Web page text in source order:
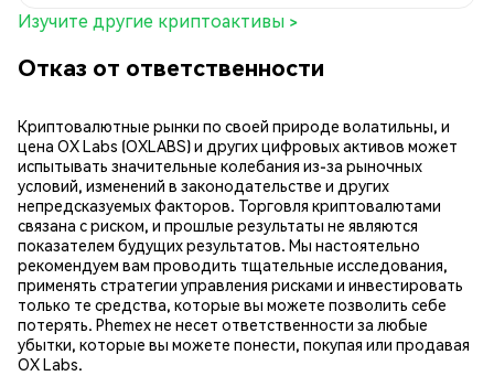
Изучите другие криптоактивы >
Отказ от ответственности
Криптовалютные рынки по своей природе волатильны, и
цена OX Labs (OXLABS) и других цифровых активов может
испытывать значительные колебания из-за рыночных
условий, изменений в законодательстве и других
непредсказуемых факторов. Торговля криптовалютами
связана с риском, и прошлые результаты не являются
показателем будущих результатов. Мы настоятельно
рекомендуем вам проводить тщательные исследования,
применять стратегии управления рисками и инвестировать
только те средства, которые вы можете позволить себе
потерять. Phemex не несет ответственности за любые
убытки, которые вы можете понести, покупая или продавая
OX Labs.